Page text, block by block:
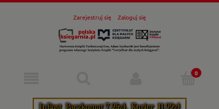
Zarejestruj się Zaloguj się